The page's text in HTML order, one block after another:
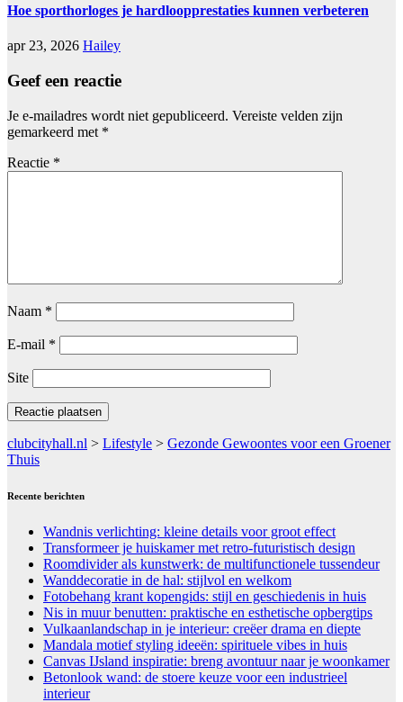
Hoe sporthorloges je hardloopprestaties kunnen verbeteren
apr 23, 2026 Hailey
Geef een reactie
Je e-mailadres wordt niet gepubliceerd. Vereiste velden zijn
gemarkeerd met *
Reactie *
Naam *
E-mail *
Site
clubcityhall.nl > Lifestyle > Gezonde Gewoontes voor een Groener
Thuis
Recente berichten
Wandnis verlichting: kleine details voor groot effect
Transformeer je huiskamer met retro-futuristisch design
Roomdivider als kunstwerk: de multifunctionele tussendeur
Wanddecoratie in de hal: stijlvol en welkom
Fotobehang krant kopengids: stijl en geschiedenis in huis
Nis in muur benutten: praktische en esthetische opbergtips
Vulkaanlandschap in je interieur: creëer drama en diepte
Mandala motief styling ideeën: spirituele vibes in huis
Canvas IJsland inspiratie: breng avontuur naar je woonkamer
Betonlook wand: de stoere keuze voor een industrieel
interieur